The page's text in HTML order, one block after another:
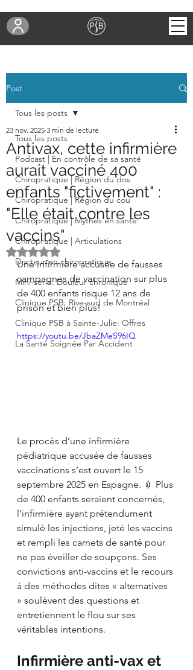
Post
Tous les posts
Podcast | En contrôle de sa santé
Chiropratique | Région du dos
Chiropratique | Région du cou
Chiropratique | Mythes en santé
Chiropratique | Articulations
Docteur en chiropratique
Mini-série: Douleur chronique
Clinique PSB: Rive-sud de Montréal
Clinique PSB à Sainte-Julie: Offres
La Santé Soignée Par Accident
Tous les posts
Antivax, cette infirmière
aurait vacciné 400
enfants "fictivement" :
"Elle était contre les
vaccins"
23 nov. 2025 3 min de lecture
Noté NaN étoiles sur 5.
Une infirmière accusée de fausses
campagnes de vaccination sur plus
de 400 enfants risque 12 ans de
prison et bien plus!
https://youtu.be/JbaZMeS96IQ
Le procès d’une infirmière
pédiatrique accusée de fausses
vaccinations s’est ouvert le 15
septembre 2025 en Espagne. 💉 Plus
de 400 enfants seraient concernés,
l’infirmière ayant prétendument
simulé les injections, jeté les vaccins
et rempli les carnets de santé pour
ne pas éveiller de soupçons. Ses
convictions anti-vaccins et le recours
à des méthodes dites « alternatives
» soulèvent des questions et
entretiennent le flou sur ses
véritables intentions.
Infirmière anti-vax et